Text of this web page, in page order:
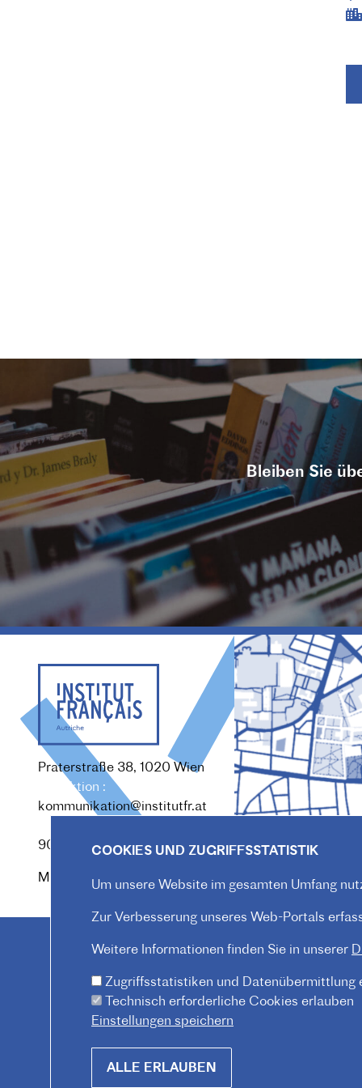
Bleiben Sie
Praterstraße 38, 1020 Wien
Redaktion :
kommunikation@institutfr.at
90
Mitarbeiter*innen finden
COOKIES UND ZUGRIFFSSTATISTIK
Um unsere Website im gesamten Umfang
Zur Verbesserung unseres Web-Portals
Weitere Informationen finden Sie in unserer
Zugriffsstatistiken und Datenübermittlung
Technisch erforderliche Cookies erlauben
Einstellungen speichern
ALLE ERLAUBEN